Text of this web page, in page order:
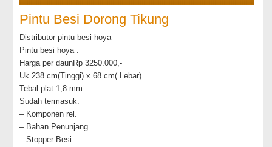
Pintu Besi Dorong Tikung
Distributor pintu besi hoya
Pintu besi hoya :
Harga per daunRp 3250.000,-
Uk.238 cm(Tinggi) x 68 cm( Lebar).
Tebal plat 1,8 mm.
Sudah termasuk:
– Komponen rel.
– Bahan Penunjang.
– Stopper Besi.